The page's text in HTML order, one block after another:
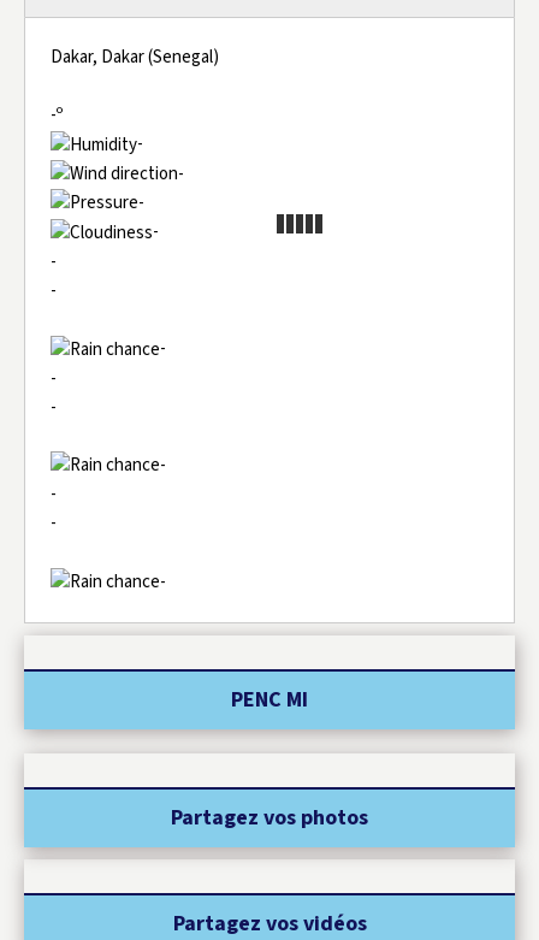
Dakar, Dakar (Senegal)
-º
-
-
-
-
-
-
-
-
-
-
-
-
-
PENC MI
Partagez vos photos
Partagez vos vidéos